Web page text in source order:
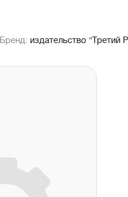
Бренд: издательство "Третий